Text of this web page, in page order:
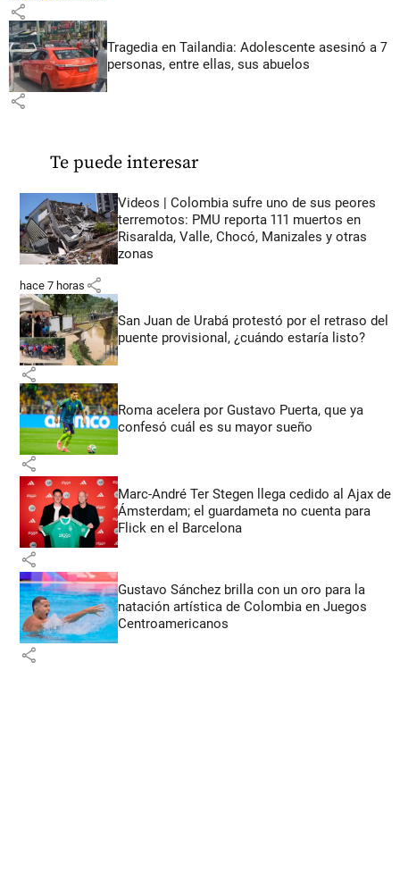
share
Tragedia en Tailandia: Adolescente asesinó a 7
personas, entre ellas, sus abuelos
share
Te puede interesar
Videos | Colombia sufre uno de sus peores
terremotos: PMU reporta 111 muertos en
Risaralda, Valle, Chocó, Manizales y otras
zonas
hace 7 horas share
San Juan de Urabá protestó por el retraso del
puente provisional, ¿cuándo estaría listo?
share
Roma acelera por Gustavo Puerta, que ya
confesó cuál es su mayor sueño
share
Marc-André Ter Stegen llega cedido al Ajax de
Ámsterdam; el guardameta no cuenta para
Flick en el Barcelona
share
Gustavo Sánchez brilla con un oro para la
natación artística de Colombia en Juegos
Centroamericanos
share